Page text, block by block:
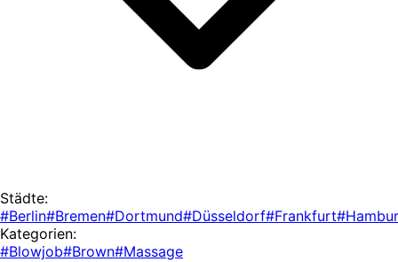
Städte:
#Berlin#Bremen#Dortmund#Düsseldorf#Frankfurt
Kategorien:
#Blowjob#Brown#Massage